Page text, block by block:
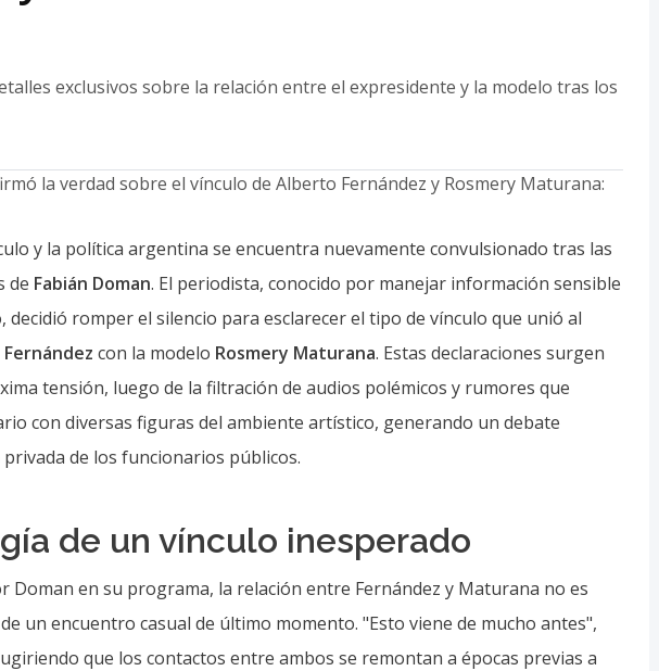
exclusivos sobre la relación entre el expresidente y la modelo tras los
y la política argentina se encuentra nuevamente convulsionado tras las
de Fabián Doman. El periodista, conocido por manejar información sensible
decidió romper el silencio para esclarecer el tipo de vínculo que unió al
con la modelo Rosmery Maturana. Estas declaraciones surgen
tensión, luego de la filtración de audios polémicos y rumores que
con diversas figuras del ambiente artístico, generando un debate
de los funcionarios públicos.
de un vínculo inesperado
Doman en su programa, la relación entre Fernández y Maturana no es
un encuentro casual de último momento. "Esto viene de mucho antes",
que los contactos entre ambos se remontan a épocas previas a